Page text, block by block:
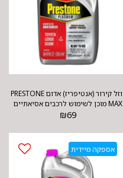
נוזל קירור (אנטיפריז) אדום PRESTONE
MAX מוכן לשימוש לרכבים אסיאתיים
₪69
אספקה מיידית